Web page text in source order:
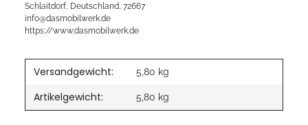
Schlaitdorf, Deutschland, 72667
info@dasmobilwerk.de
https://www.dasmobilwerk.de
Versandgewicht: 5,80 kg
Artikelgewicht: 5,80 kg